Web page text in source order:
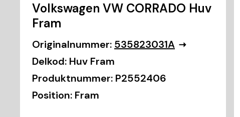
Volkswagen VW CORRADO Huv
Fram
Originalnummer: 535823031A
Delkod: Huv Fram
Produktnummer: P2552406
Position: Fram